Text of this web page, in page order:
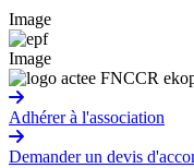
Image
Image
Adhérer à l'association
Demander un devis